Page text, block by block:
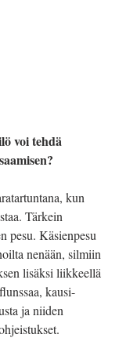
voi tehdä
kun
Tärkein
pesu. Käsienpesu
nenään, silmiin
lisäksi liikkeellä
kausi-
ja niiden